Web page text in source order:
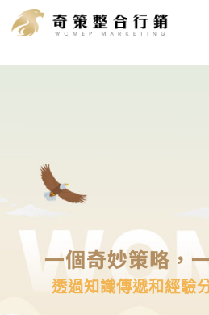
一個奇妙策略，
透過知識傳遞和經驗